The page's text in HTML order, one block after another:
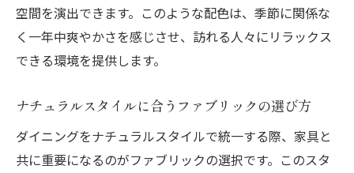
空間を演出できます。このような配色は、季節に関係な
く一年中爽やかさを感じさせ、訪れる人々にリラックス
できる環境を提供します。
ナチュラルスタイルに合うファブリックの選び方
ダイニングをナチュラルスタイルで統一する際、家具と
共に重要になるのがファブリックの選択です。このスタ